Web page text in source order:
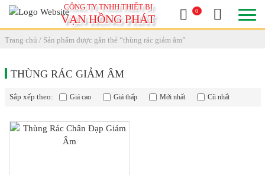
CÔNG TY TNHH THIẾT BỊ
VẠN HỒNG PHÁT
0
Trang chủ / Sản phẩm được gắn thẻ “thùng rác giảm âm”
THÙNG RÁC GIẢM ÂM
Sắp xếp theo: Giá cao Giá thấp Mới nhất Cũ nhất